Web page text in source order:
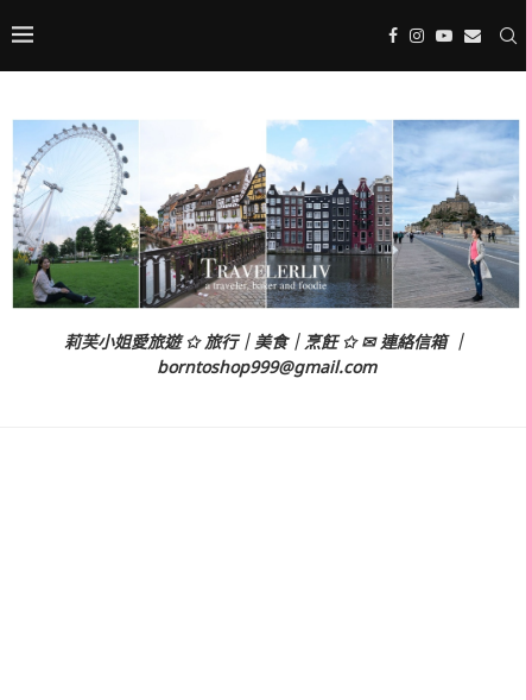
莉芙小姐愛旅遊 ✩ 旅行｜美食｜烹飪 ✩ ✉ 連絡信箱 ｜
borntoshop999@gmail.com